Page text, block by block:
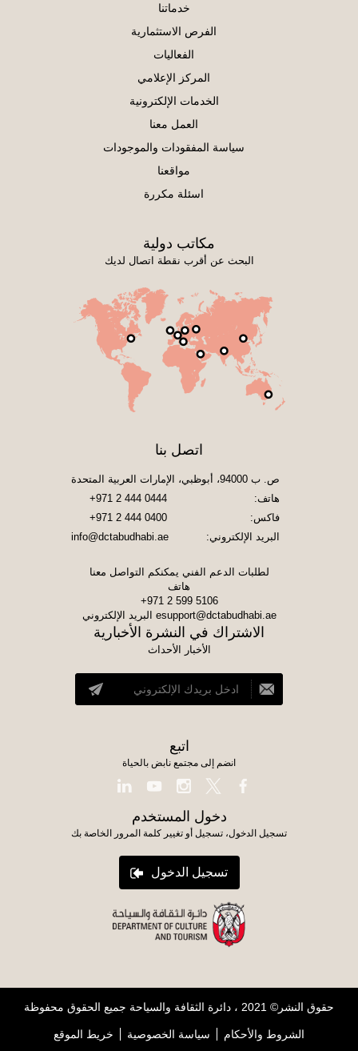
خدماتنا
الفرص الاستثمارية
الفعاليات
المركز الإعلامي
الخدمات الإلكترونية
العمل معنا
سياسة المفقودات والموجودات
مواقعنا
اسئلة مكررة
مكاتب دولية
البحث عن أقرب نقطة اتصال لديك
اتصل بنا
ص. ب 94000، أبوظبي، الإمارات العربية المتحدة
هاتف:
+971 2 444 0444
فاكس:
+971 2 444 0400
البريد الإلكتروني:
info@dctabudhabi.ae
لطلبات الدعم الفني يمكنكم التواصل معنا
هاتف
+971 2 599 5106
esupport@dctabudhabi.ae البريد الإلكتروني
الاشتراك في النشرة الأخبارية
الأخبار الأحداث
اتبع
انضم إلى مجتمع نابض بالحياة
دخول المستخدم
تسجيل الدخول، تسجيل أو تغيير كلمة المرور الخاصة بك
تسجيل الدخول
حقوق النشر© 2021 ، دائرة الثقافة والسياحة جميع الحقوق محفوظة
الشروط والأحكام سياسة الخصوصية خريط الموقع